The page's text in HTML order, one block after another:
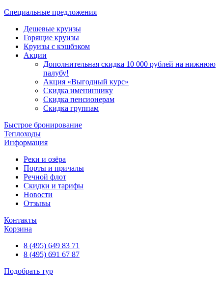
Специальные предложения
Дешевые круизы
Горящие круизы
Круизы с кэшбэком
Акции
Дополнительная скидка 10 000 рублей на нижнюю
палубу!
Акция «Выгодный курс»
Скидка имениннику
Скидка пенсионерам
Скидка группам
Быстрое бронирование
Теплоходы
Информация
Реки и озёра
Порты и причалы
Речной флот
Скидки и тарифы
Новости
Отзывы
Контакты
Корзина
8 (495) 649 83 71
8 (495) 691 67 87
Подобрать тур